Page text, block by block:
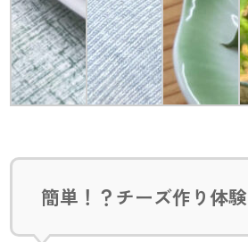
簡単！？チーズ作り体験